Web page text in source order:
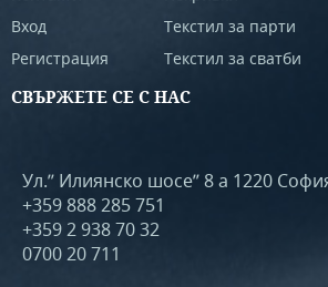
Вход
Регистрация
Текстил за парти
Текстил за сватби
СВЪРЖЕТЕ СЕ С НАС
Ул.” Илиянско шосе” 8 а 1220
+359 888 285 751
+359 2 938 70 32
0700 20 711